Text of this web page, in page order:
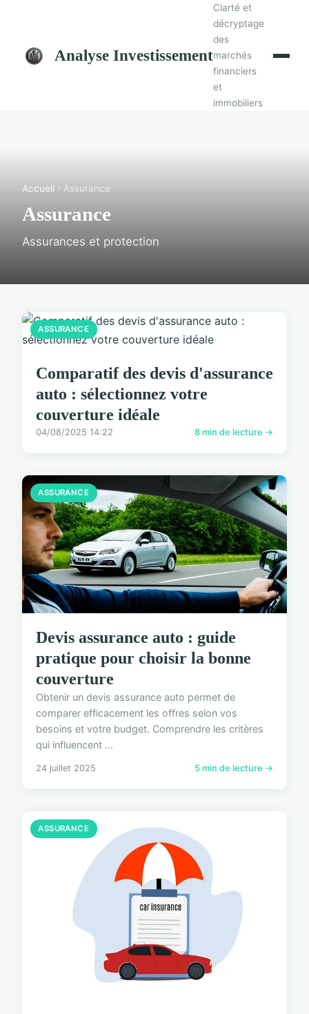
Analyse Investissement
Clarté et
décryptage
des
marchés
financiers
et
immobiliers
Accueil › Assurance
Assurance
Assurances et protection
ASSURANCE
Comparatif des devis d'assurance
auto : sélectionnez votre
couverture idéale
04/08/2025 14:22 8 min de lecture →
ASSURANCE
Devis assurance auto : guide
pratique pour choisir la bonne
couverture
Obtenir un devis assurance auto permet de
comparer efficacement les offres selon vos
besoins et votre budget. Comprendre les critères
qui influencent ...
24 juillet 2025 5 min de lecture →
ASSURANCE